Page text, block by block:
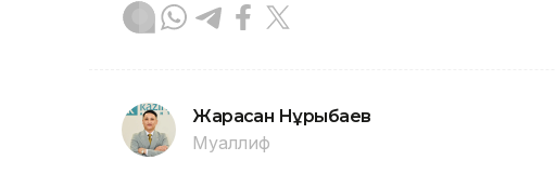
Жарасқан Нұрыбаев
Муаллиф